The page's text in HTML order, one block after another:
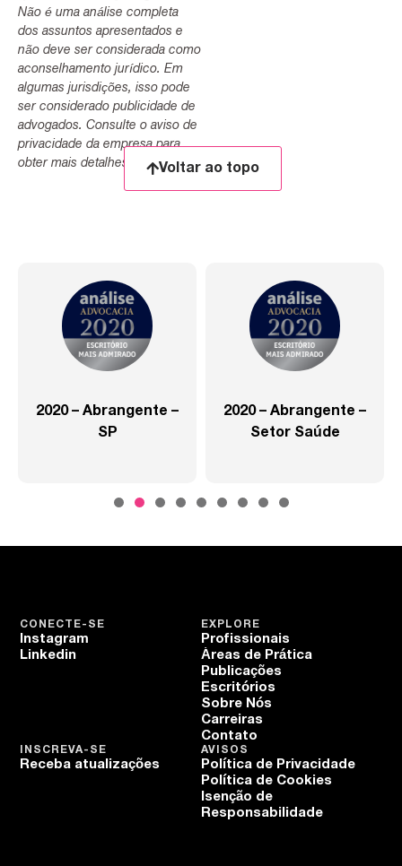
Não é uma análise completa
dos assuntos apresentados e
não deve ser considerada como
aconselhamento jurídico. Em
algumas jurisdições, isso pode
ser considerado publicidade de
advogados. Consulte o aviso de
privacidade da empresa para
obter mais detalhes.
Voltar ao topo
2020 – Abrangente –
SP
2020 – Abrangente –
Setor Saúde
EXPLORE
Profissionais
Áreas de Prática
Publicações
Escritórios
Sobre Nós
Carreiras
Contato
CONECTE-SE
Instagram
Linkedin
AVISOS
Política de Privacidade
Política de Cookies
Isenção de
Responsabilidade
INSCREVA-SE
Receba atualizações